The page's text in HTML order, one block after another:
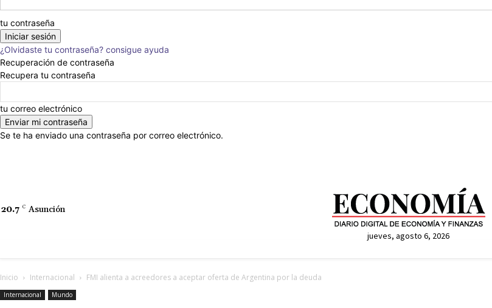
tu contraseña
¿Olvidaste tu contraseña? consigue ayuda
Recuperación de contraseña
Recupera tu contraseña
tu correo electrónico
Se te ha enviado una contraseña por correo electrónico.
20.7 C Asunción
jueves, agosto 6, 2026
Inicio Internacional FMI alienta a acreedores a aceptar oferta de Argentina por la deuda
Internacional Mundo